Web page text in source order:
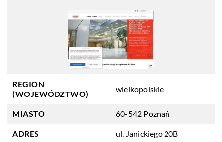
REGION
(WOJEWÓDZTWO)
wielkopolskie
MIASTO 60-542 Poznań
ADRES ul. Janickiego 20B